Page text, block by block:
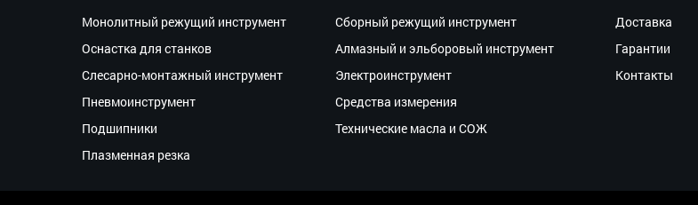
Монолитный режущий инструмент
Сборный режущий инструмент
Оснастка для станков
Алмазный и эльборовый инструмент
Слесарно-монтажный инструмент
Электроинструмент
Пневмоинструмент
Средства измерения
Подшипники
Технические масла и СОЖ
Плазменная резка
Доставка
Гарантии
Контакты